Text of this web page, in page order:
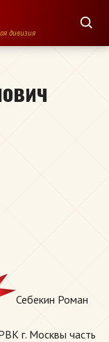
дивизия
Себекин Роман
г. Москвы часть